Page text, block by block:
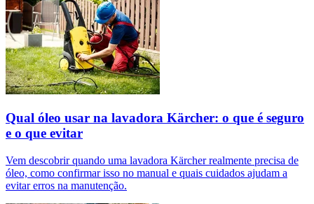
Qual óleo usar na lavadora Kärcher: o que é seguro
e o que evitar
Vem descobrir quando uma lavadora Kärcher realmente precisa de
óleo, como confirmar isso no manual e quais cuidados ajudam a
evitar erros na manutenção.